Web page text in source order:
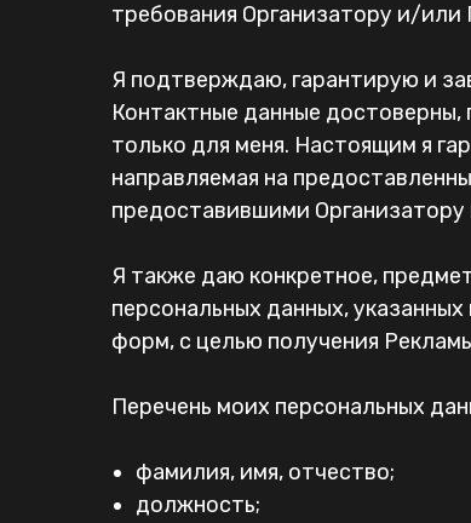
требования Организатору и/или
Я подтверждаю, гарантирую и
Контактные данные достоверны,
только для меня. Настоящим я
направляемая на
предоставившими Организатору
Я также даю конкретное,
персональных данных,
форм, с целью получения
Перечень моих персональных
фамилия, имя, отчество;
должность;